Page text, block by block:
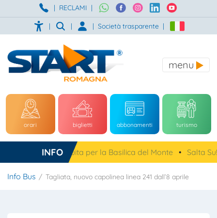
| RECLAMI |
| | | Società trasparente |
menu
orari biglietti abbonamenti turismo
INFO
navetta gratuita per la Basilica del Monte • Salta Su! •
Info Bus Tagliata, nuovo capolinea linea 241 dall’8 aprile